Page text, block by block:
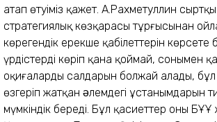
атап өтуіміз қажет. А.Рахметуллин сыртқы
стратегиялық көзқарасы тұрғысынан
көрегендік ерекше қабілеттерін көрсете
үрдістерді көріп қана қоймай, сонымен
оқиғалардың салдарын болжай алады, бұл
өзгеріп жатқан əлемдегі ұстанымдарын
мүмкіндік береді. Бұл қасиеттер оның